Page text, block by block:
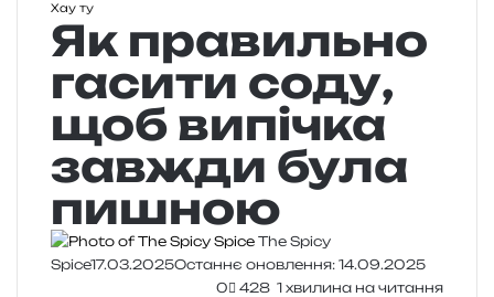
Хау ту
Як правильно
гасити соду,
щоб випічка
завжди була
пишною
The Spicy
Spice17.03.2025Останнє оновлення: 14.09.2025
0
428 1 хвилина на читання